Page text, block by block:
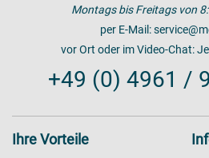
Montags bis Freitags von
per E-Mail:
vor Ort oder im Video-Chat:
+49 (0) 4961 /
Ihre Vorteile